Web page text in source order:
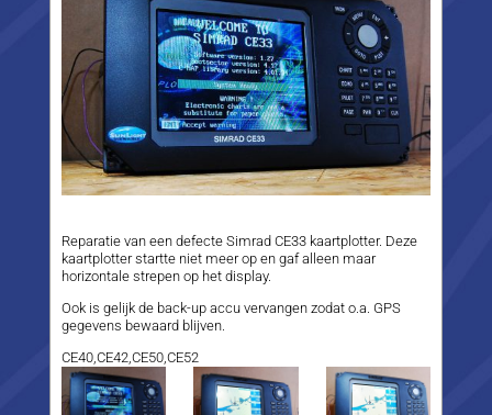
Reparatie van een defecte Simrad CE33 kaartplotter. Deze
kaartplotter startte niet meer op en gaf alleen maar
horizontale strepen op het display.
Ook is gelijk de back-up accu vervangen zodat o.a. GPS
gegevens bewaard blijven.
CE40,CE42,CE50,CE52